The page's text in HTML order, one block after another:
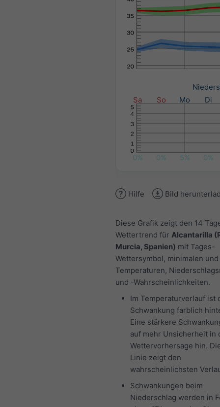
Sa
So Mo Di
0% 0% 5% 0%
Hilfe Bild
Diese Grafik zeigt den 14
Wettertrend für Alcantarilla
Murcia, Spanien) mit Tages-
Wettersymbol, minimalen
Temperaturen,
und -Wahrscheinlichkeiten.
Im Temperaturverlauf ist
Schwankung farblich
Eine stärkere
auf mehr Unsicherheit in
Wettervorhersage hin.
Linie zeigt den
wahrscheinlichsten
Schwankungen beim
Niederschlag werden in